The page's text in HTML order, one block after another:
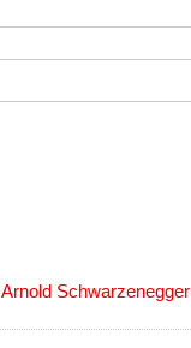
Arnold Schwarzenegger